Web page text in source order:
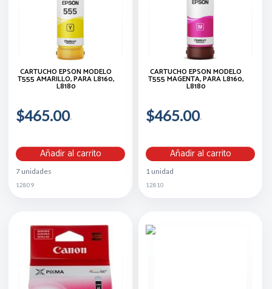
CARTUCHO EPSON MODELO
T555 AMARILLO, PARA L8160,
L8180
$465.00
Añadir al carrito
7 unidades
12809
CARTUCHO EPSON MODELO
T555 MAGENTA, PARA L8160,
L8180
$465.00
Añadir al carrito
1 unidad
12810